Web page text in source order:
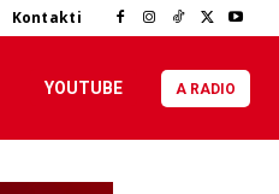
Kontakti
YOUTUBE A RADIO